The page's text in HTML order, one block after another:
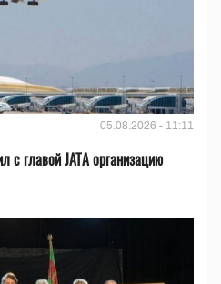
05.08.2026 - 11:11
с главой JATA организацию